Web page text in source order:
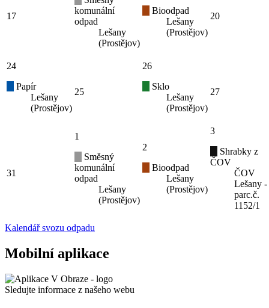
17
komunální
odpad
Lešany
(Prostějov)
Bioodpad
Lešany
(Prostějov)
20
24
Papír
Lešany
(Prostějov)
25
26
Sklo
Lešany
(Prostějov)
27
31
1
Směsný
komunální
odpad
Lešany
(Prostějov)
2
Bioodpad
Lešany
(Prostějov)
3
Shrabky z
ČOV
ČOV
Lešany -
parc.č.
1152/1
Kalendář svozu odpadu
Mobilní aplikace
Sledujte informace z našeho webu